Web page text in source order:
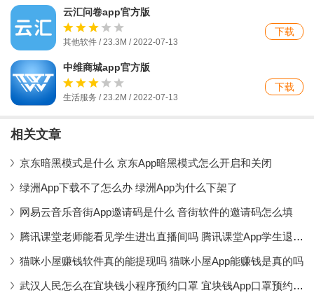
云汇问卷app官方版
其他软件 / 23.3M / 2022-07-13
下载
中维商城app官方版
生活服务 / 23.2M / 2022-07-13
下载
相关文章
京东暗黑模式是什么 京东App暗黑模式怎么开启和关闭
绿洲App下载不了怎么办 绿洲App为什么下架了
网易云音乐音街App邀请码是什么 音街软件的邀请码怎么填
腾讯课堂老师能看见学生进出直播间吗 腾讯课堂App学生退出课堂会被发现吗
猫咪小屋赚钱软件真的能提现吗 猫咪小屋App能赚钱是真的吗
武汉人民怎么在宜块钱小程序预约口罩 宜块钱App口罩预约流程详解